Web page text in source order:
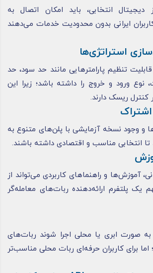
دیجیتال انتخابی، باید امکان اتصال به
ایرانی بدون محدودیت خدمات می‌دهند
استراتژی‌ها
تنظیم پارامترهایی مانند حد سود، حد
نوع ورود و خروج را داشته باشد؛ زیرا این
ریسک دارند.
و وجود نسخه آزمایشی با پلن‌های متنوع به
انتخابی مناسب و اقتصادی داشته باشند.
آموزش‌ها و راهنماهای کاربردی می‌تواند از
یک پلتفرم ارائه‌دهنده ربات‌های معامله‌گر
به صورت ابری یا محلی اجرا شوند ربات‌های
اما برای کاربران حرفه‌ای ربات محلی مناسب‌تر